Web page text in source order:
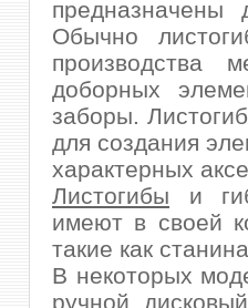
предназначены
Обычно
производства
доборных
заборы.
для создания
характерных
Листогибы и
имеют в своей
такие как
В некоторых
ручной